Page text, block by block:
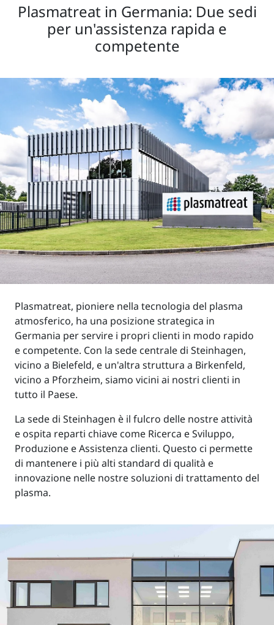
Plasmatreat in Germania: Due sedi
per un'assistenza rapida e
competente
Plasmatreat, pioniere nella tecnologia del plasma
atmosferico, ha una posizione strategica in
Germania per servire i propri clienti in modo rapido
e competente. Con la sede centrale di Steinhagen,
vicino a Bielefeld, e un'altra struttura a Birkenfeld,
vicino a Pforzheim, siamo vicini ai nostri clienti in
tutto il Paese.
La sede di Steinhagen è il fulcro delle nostre attività
e ospita reparti chiave come Ricerca e Sviluppo,
Produzione e Assistenza clienti. Questo ci permette
di mantenere i più alti standard di qualità e
innovazione nelle nostre soluzioni di trattamento del
plasma.